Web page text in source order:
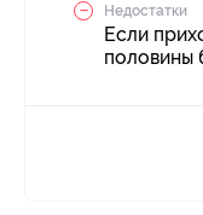
Недостатки
Если
половины